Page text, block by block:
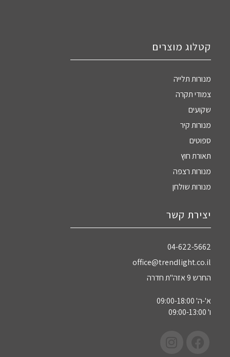
קטלוג מוצרים
מנורות תלייה
צמודי תקרה
שקועים
מנורות קיר
ספוטים
תאורת חוץ
מנורות רצפה
מנורות שולחן
יצירת קשר
04-622-5662‏
office@trendlight.co.il
החרש 9 אזה"ת חדרה
א'-ה' 09:00-18:00
ו' 09:00-13:00